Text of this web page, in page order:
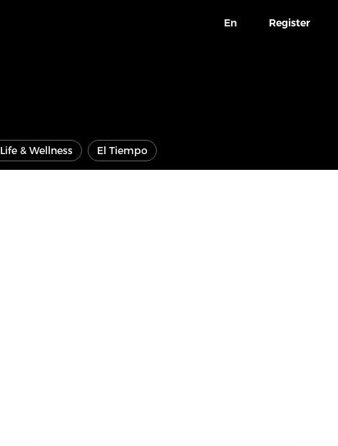
En Register
Life & Wellness El Tiempo